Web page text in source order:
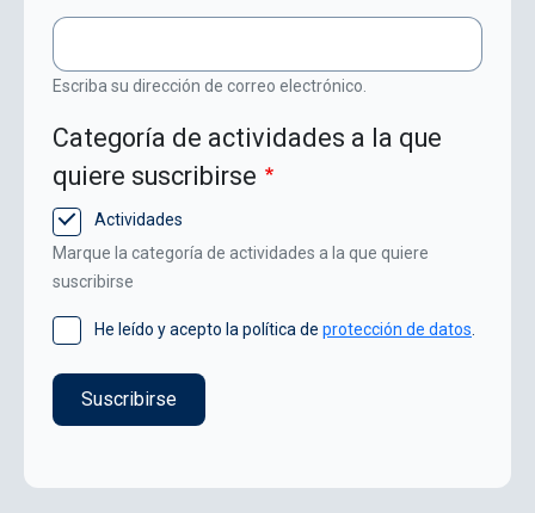
Escriba su dirección de correo electrónico.
Categoría de actividades a la que
quiere suscribirse
Actividades
Marque la categoría de actividades a la que quiere
suscribirse
He leído y acepto la política de protección de datos